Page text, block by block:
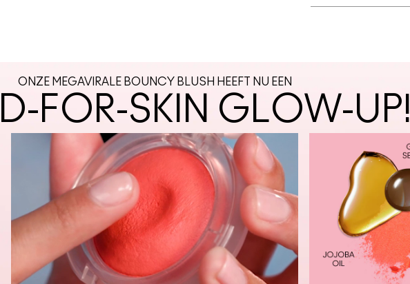
ONZE MEGAVIRALE BOUNCY BLUSH HEEFT NU EEN
FOR-SKIN GLOW-UP!